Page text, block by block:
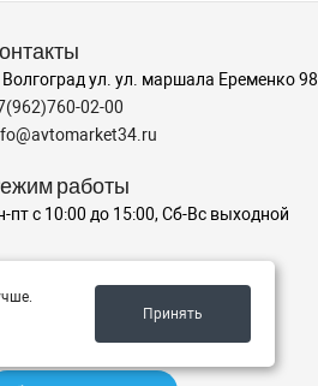
Волгоград ул. ул. маршала Еременко 98
02-00
работы
пт с 10:00 до 15:00, Сб-Вс выходной
Наш рейтинг на Яндексе
Принять